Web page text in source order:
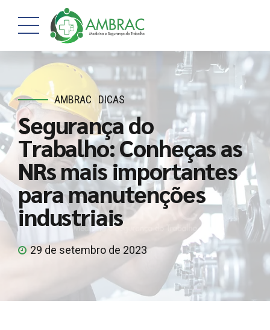
AMBRAC DICAS
Segurança do
Trabalho: Conheças as
NRs mais importantes
para manutenções
industriais
29 de setembro de 2023